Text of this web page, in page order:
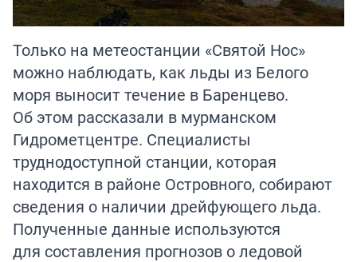
Только на метеостанции «Святой Нос»
можно наблюдать, как льды из Белого
моря выносит течение в Баренцево.
Об этом рассказали в мурманском
Гидрометцентре. Специалисты
труднодоступной станции, которая
находится в районе Островного, собирают
сведения о наличии дрейфующего льда.
Полученные данные используются
для составления прогнозов о ледовой